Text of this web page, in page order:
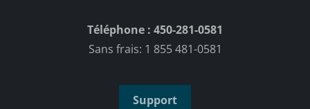
Téléphone : 450-281-0581
Sans frais: 1 855 481-0581
Support